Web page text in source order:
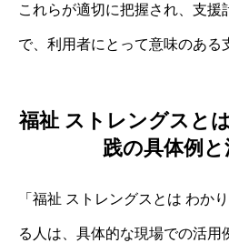
これらが適切に把握され、支援
で、利用者にとって意味のある
福祉 ストレングスと
践の具体例
「福祉 ストレングスとは わか
る人は、具体的な現場での活用